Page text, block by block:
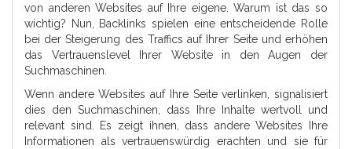
von anderen Websites auf Ihre eigene. Warum ist das so
wichtig? Nun, Backlinks spielen eine entscheidende Rolle
bei der Steigerung des Traffics auf Ihrer Seite und erhöhen
das Vertrauenslevel Ihrer Website in den Augen der
Suchmaschinen.
Wenn andere Websites auf Ihre Seite verlinken, signalisiert
dies den Suchmaschinen, dass Ihre Inhalte wertvoll und
relevant sind. Es zeigt ihnen, dass andere Websites Ihre
Informationen als vertrauenswürdig erachten und sie für